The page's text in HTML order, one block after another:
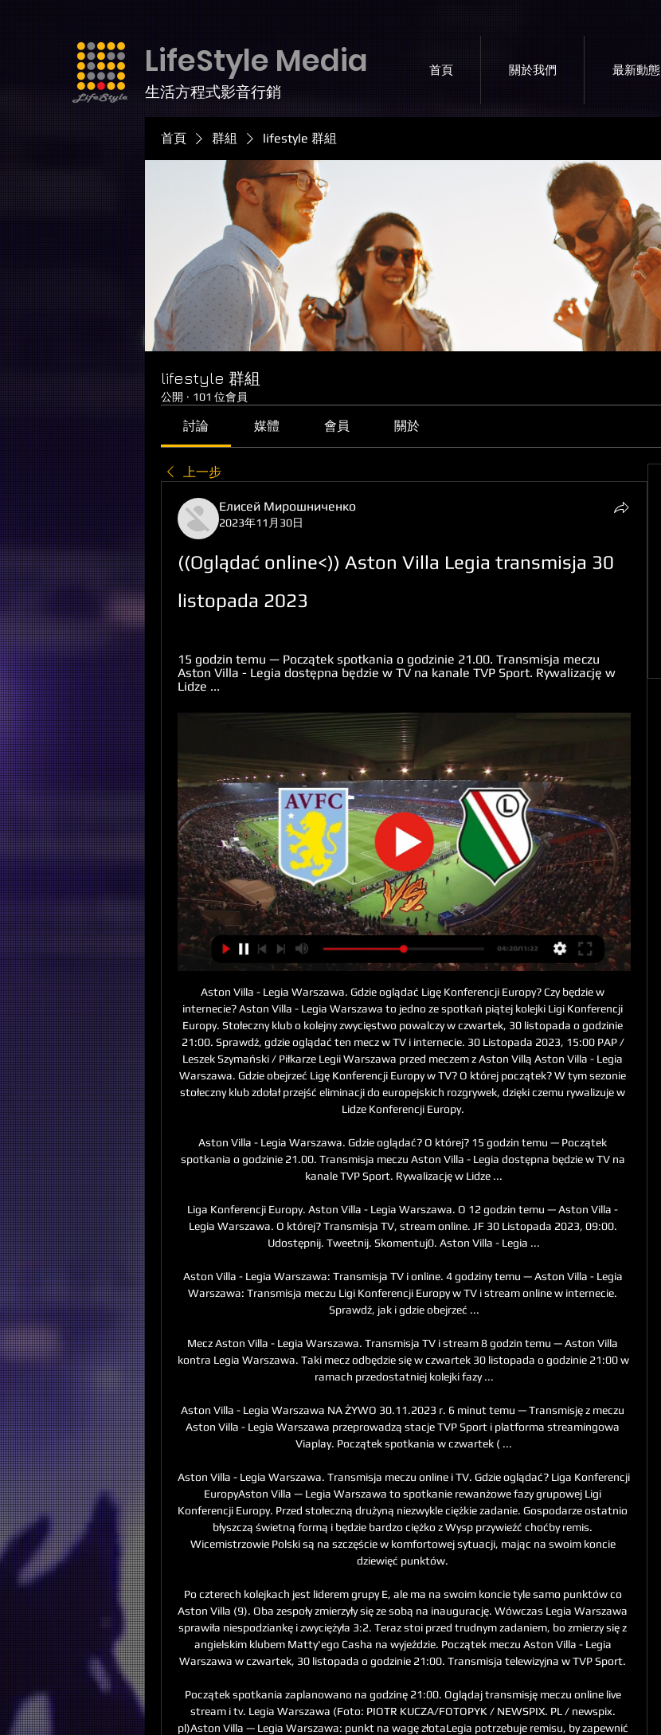
LifeStyle Media
生活方程式影音行銷
首頁 關於我們 最新動態
首頁 群組 lifestyle 群組
lifestyle 群組
公開 · 101 位會員
討論 媒體 會員 關於
上一步
Елисей Мирошниченко
2023年11月30日
((Oglądać online<)) Aston Villa Legia transmisja 30
listopada 2023
15 godzin temu — Początek spotkania o godzinie 21.00. Transmisja meczu
Aston Villa - Legia dostępna będzie w TV na kanale TVP Sport. Rywalizację w
Lidze ...
Aston Villa - Legia Warszawa. Gdzie oglądać Ligę Konferencji Europy? Czy będzie w
internecie? Aston Villa - Legia Warszawa to jedno ze spotkań piątej kolejki Ligi Konferencji
Europy. Stołeczny klub o kolejny zwycięstwo powalczy w czwartek, 30 listopada o godzinie
21:00. Sprawdź, gdzie oglądać ten mecz w TV i internecie. 30 Listopada 2023, 15:00 PAP /
Leszek Szymański / Piłkarze Legii Warszawa przed meczem z Aston Villą Aston Villa - Legia
Warszawa. Gdzie obejrzeć Ligę Konferencji Europy w TV? O której początek? W tym sezonie
stołeczny klub zdołał przejść eliminacji do europejskich rozgrywek, dzięki czemu rywalizuje w
Lidze Konferencji Europy.
Aston Villa - Legia Warszawa. Gdzie oglądać? O której? 15 godzin temu — Początek
spotkania o godzinie 21.00. Transmisja meczu Aston Villa - Legia dostępna będzie w TV na
kanale TVP Sport. Rywalizację w Lidze ...
Liga Konferencji Europy. Aston Villa - Legia Warszawa. O 12 godzin temu — Aston Villa -
Legia Warszawa. O której? Transmisja TV, stream online. JF 30 Listopada 2023, 09:00.
Udostępnij. Tweetnij. Skomentuj0. Aston Villa - Legia ...
Aston Villa - Legia Warszawa: Transmisja TV i online. 4 godziny temu — Aston Villa - Legia
Warszawa: Transmisja meczu Ligi Konferencji Europy w TV i stream online w internecie.
Sprawdź, jak i gdzie obejrzeć ...
Mecz Aston Villa - Legia Warszawa. Transmisja TV i stream 8 godzin temu — Aston Villa
kontra Legia Warszawa. Taki mecz odbędzie się w czwartek 30 listopada o godzinie 21:00 w
ramach przedostatniej kolejki fazy ...
Aston Villa - Legia Warszawa NA ŻYWO 30.11.2023 r. 6 minut temu — Transmisję z meczu
Aston Villa - Legia Warszawa przeprowadzą stacje TVP Sport i platforma streamingowa
Viaplay. Początek spotkania w czwartek ( ...
Aston Villa - Legia Warszawa. Transmisja meczu online i TV. Gdzie oglądać? Liga Konferencji
EuropyAston Villa — Legia Warszawa to spotkanie rewanżowe fazy grupowej Ligi
Konferencji Europy. Przed stołeczną drużyną niezwykle ciężkie zadanie. Gospodarze ostatnio
błyszczą świetną formą i będzie bardzo ciężko z Wysp przywieźć choćby remis.
Wicemistrzowie Polski są na szczęście w komfortowej sytuacji, mając na swoim koncie
dziewięć punktów.
Po czterech kolejkach jest liderem grupy E, ale ma na swoim koncie tyle samo punktów co
Aston Villa (9). Oba zespoły zmierzyły się ze sobą na inaugurację. Wówczas Legia Warszawa
sprawiła niespodziankę i zwyciężyła 3:2. Teraz stoi przed trudnym zadaniem, bo zmierzy się z
angielskim klubem Matty'ego Casha na wyjeździe. Początek meczu Aston Villa - Legia
Warszawa w czwartek, 30 listopada o godzinie 21:00. Transmisja telewizyjna w TVP Sport.
Początek spotkania zaplanowano na godzinę 21:00. Oglądaj transmisję meczu online live
stream i tv. Legia Warszawa (Foto: PIOTR KUCZA/FOTOPYK / NEWSPIX. PL / newspix.
pl)Aston Villa — Legia Warszawa: punkt na wagę złotaLegia potrzebuje remisu, by zapewnić